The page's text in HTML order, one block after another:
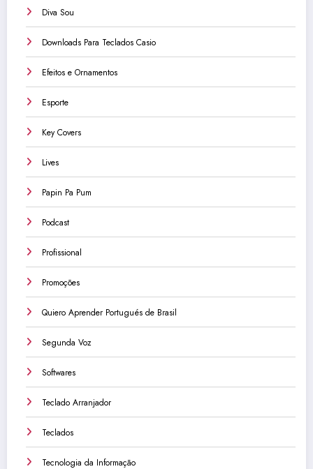
Diva Sou
Downloads Para Teclados Casio
Efeitos e Ornamentos
Esporte
Key Covers
Lives
Papin Pa Pum
Podcast
Profissional
Promoções
Quiero Aprender Portugués de Brasil
Segunda Voz
Softwares
Teclado Arranjador
Teclados
Tecnologia da Informação